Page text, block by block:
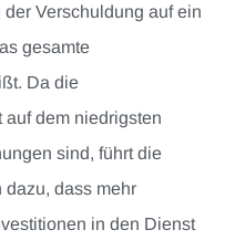
Verschuldung auf ein
gesamte
Da die
auf dem niedrigsten
sind, führt die
dass mehr
in den Dienst